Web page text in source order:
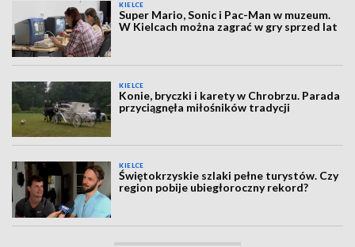
KIELCE
Super Mario, Sonic i Pac-Man w muzeum.
W Kielcach można zagrać w gry sprzed lat
KIELCE
Konie, bryczki i karety w Chrobrzu. Parada
przyciągnęła miłośników tradycji
KIELCE
Świętokrzyskie szlaki pełne turystów. Czy
region pobije ubiegłoroczny rekord?